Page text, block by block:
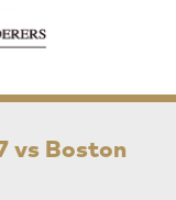
vs Boston